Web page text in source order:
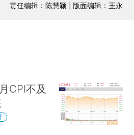
责任编辑：陈慧颖 | 版面编辑：王永
CPI不及